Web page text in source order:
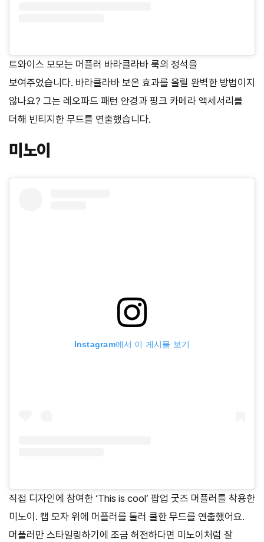
트와이스 모모는 머플러 바라클라바 룩의 정석을
보여주었습니다. 바라클라바 보온 효과를 올릴 완벽한 방법이지
않나요? 그는 레오파드 패턴 안경과 핑크 카메라 액세서리를
더해 빈티지한 무드를 연출했습니다.
미노이
Instagram에서 이 게시물 보기
직접 디자인에 참여한 ‘This is cool’ 팝업 굿즈 머플러를 착용한
미노이. 캡 모자 위에 머플러를 둘러 쿨한 무드를 연출했어요.
머플러만 스타일링하기에 조금 허전하다면 미노이처럼 잘